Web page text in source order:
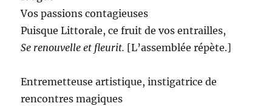
Vos passions contagieuses
Puisque Littorale, ce fruit de vos entrailles,
Se renouvelle et fleurit. [L’assemblée répète.]
Entremetteuse artistique, instigatrice de
rencontres magiques